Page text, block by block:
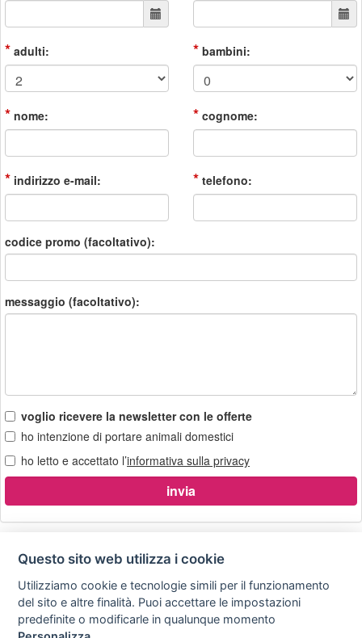
* adulti: * bambini:
* nome: * cognome:
* indirizzo e-mail: * telefono:
codice promo (facoltativo):
messaggio (facoltativo):
voglio ricevere la newsletter con le offerte
ho intenzione di portare animali domestici
ho letto e accettato l’informativa sulla privacy
Privacy
policy
Avviso
legale
Scrivici
Questo sito web utilizza i cookie
Utilizziamo cookie e tecnologie simili per il funzionamento
del sito e altre finalità. Puoi accettare le impostazioni
predefinite o modificarle in qualunque momento